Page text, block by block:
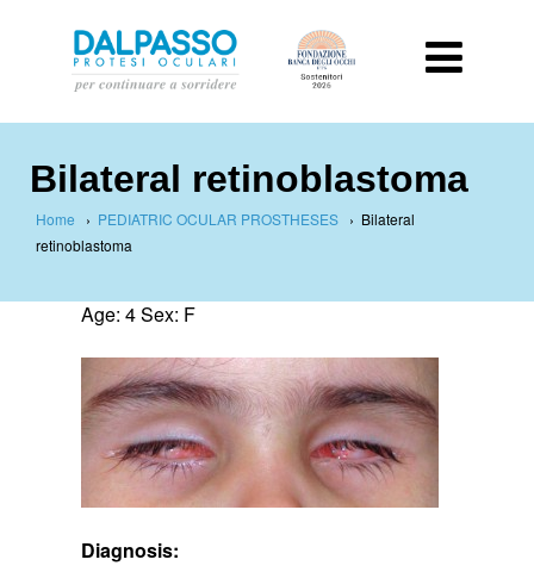
Bilateral retinoblastoma
Home › PEDIATRIC OCULAR PROSTHESES › Bilateral
retinoblastoma
Age: 4 Sex: F
Diagnosis: